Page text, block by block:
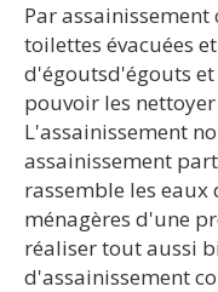
Par
toilettes évacuées
d'égoutsd'égouts
pouvoir les
L'assainissement
assainissement
rassemble les eaux
ménagères d'une
réaliser tout aussi
d'assainissement